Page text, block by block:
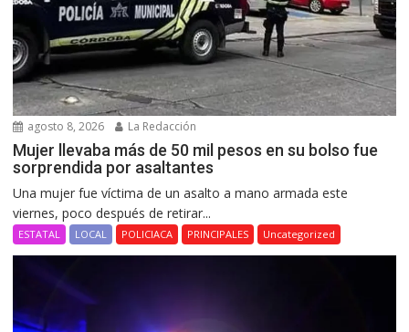
agosto 8, 2026 La Redacción
Mujer llevaba más de 50 mil pesos en su bolso fue
sorprendida por asaltantes
Una mujer fue víctima de un asalto a mano armada este
viernes, poco después de retirar...
ESTATAL LOCAL POLICIACA PRINCIPALES Uncategorized